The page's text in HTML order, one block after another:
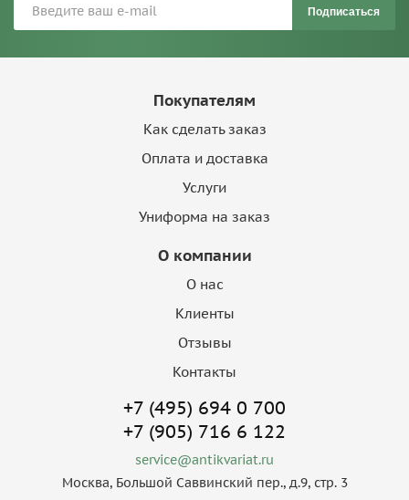
Подписаться
Покупателям
Как сделать заказ
Оплата и доставка
Услуги
Униформа на заказ
О компании
О нас
Клиенты
Отзывы
Контакты
+7 (495) 694 0 700
+7 (905) 716 6 122
service@antikvariat.ru
Москва, Большой Саввинский пер., д.9, стр. 3